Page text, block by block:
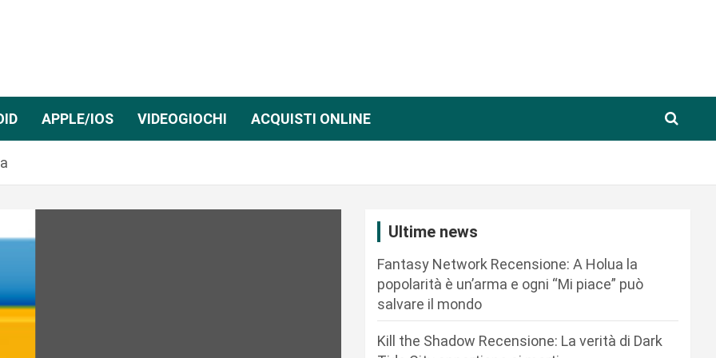
APPLE/IOS VIDEOGIOCHI ACQUISTI ONLINE
Ultime news
Fantasy Network Recensione: A Holua la
popolarità è un’arma e ogni “Mi piace” può
salvare il mondo
Kill the Shadow Recensione: La verità di Dark